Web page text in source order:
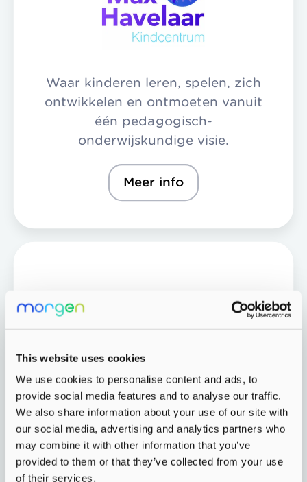
This website uses cookies
We use cookies to personalise content and ads, to
provide social media features and to analyse our traffic.
We also share information about your use of our site with
our social media, advertising and analytics partners who
may combine it with other information that you’ve
provided to them or that they’ve collected from your use
of their services.
Waar kinderen leren, spelen, zich
ontwikkelen en ontmoeten vanuit
één pedagogisch-
onderwijskundige visie.
Meer info
Natuurlijk leren in Rijswijk waar
kinderen van 4 tot 12 jaar samen
kunnen ontdekken, spelen en
groeien.